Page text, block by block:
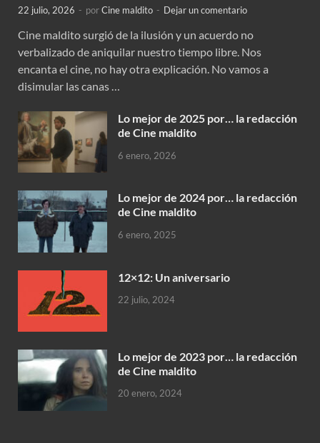
22 julio, 2026 - porCine maldito - Dejar un comentario
Cine maldito surgió de la ilusión y un acuerdo no
verbalizado de aniquilar nuestro tiempo libre. Nos
encanta el cine, no hay otra explicación. No vamos a
disimular las canas …
Lo mejor de 2025 por… la redacción
de Cine maldito
6 enero, 2026
Lo mejor de 2024 por… la redacción
de Cine maldito
6 enero, 2025
12×12: Un aniversario
22 julio, 2024
Lo mejor de 2023 por… la redacción
de Cine maldito
20 enero, 2024